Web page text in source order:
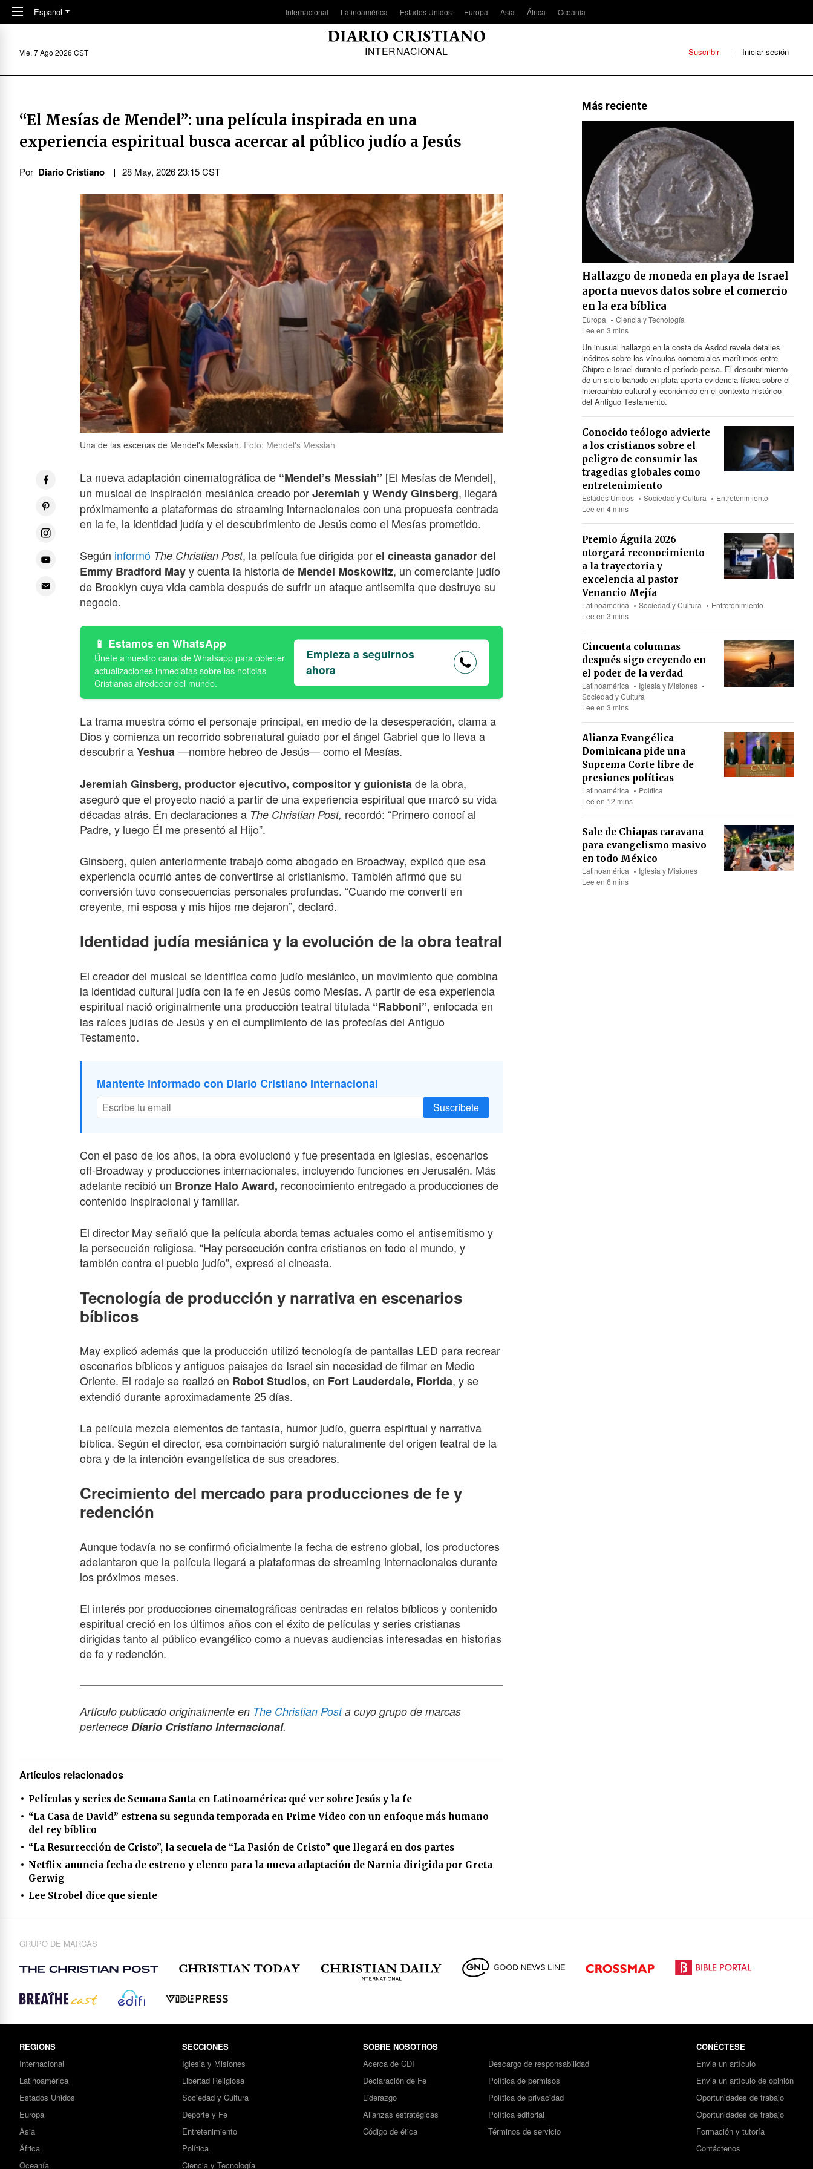
Skip to main content
Español Internacional Latinoamérica Estados Unidos Europa Asia África Oceanía
INTERNACIONAL
Vie, 7 Ago 2026 CST Suscribir Iniciar sesión
“El Mesías de Mendel”: una película inspirada en una
experiencia espiritual busca acercar al público judío a Jesús
Por Diario Cristiano 28 May, 2026 23:15 CST
Una de las escenas de Mendel's Messiah. Foto: Mendel's Messiah
La nueva adaptación cinematográfica de “Mendel’s Messiah” [El Mesías de Mendel],
un musical de inspiración mesiánica creado porJeremiah y Wendy Ginsberg, llegará
próximamente a plataformas de streaming internacionales con una propuesta centrada
en la fe, la identidad judía y el descubrimiento de Jesús como el Mesías prometido.
Según informó The Christian Post, la película fue dirigida porel cineasta ganador del
Emmy Bradford Mayy cuenta la historia de Mendel Moskowitz, un comerciante judío
de Brooklyn cuya vida cambia después de sufrir un ataque antisemita que destruye su
negocio.
Estamos en WhatsApp
Empieza a seguirnos
ahora
La trama muestra cómo el personaje principal, en medio de la desesperación, clama a
Dios y comienza un recorrido sobrenatural guiado por el ángel Gabriel que lo lleva a
descubrir aYeshua—nombre hebreo de Jesús— como el Mesías.
Jeremiah Ginsberg, productor ejecutivo, compositor y guionistade la obra,
aseguró que el proyecto nació a partir de una experiencia espiritual que marcó su vida
décadas atrás. En declaraciones a The Christian Post, recordó: “Primero conocí al
Padre, y luego Él me presentó al Hijo”.
Ginsberg, quien anteriormente trabajó como abogado en Broadway, explicó que esa
experiencia ocurrió antes de convertirse al cristianismo. También afirmó que su
conversión tuvo consecuencias personales profundas. “Cuando me convertí en
creyente, mi esposa y mis hijos me dejaron”, declaró.
Identidad judía mesiánica y la evolución de la obra teatral
El creador del musical se identifica como judío mesiánico, un movimiento que combina
la identidad cultural judía con la fe en Jesús como Mesías. A partir de esa experiencia
espiritual nació originalmente una producción teatral titulada “Rabboni”, enfocada en
las raíces judías de Jesús y en el cumplimiento de las profecías del Antiguo
Testamento.
Mantente informado con Diario Cristiano Internacional
Suscríbete
Con el paso de los años, la obra evolucionó y fue presentada en iglesias, escenarios
off-Broadway y producciones internacionales, incluyendo funciones en Jerusalén. Más
adelante recibió un Bronze Halo Award, reconocimiento entregado a producciones de
contenido inspiracional y familiar.
El director May señaló que la película aborda temas actuales como el antisemitismo y
la persecución religiosa. “Hay persecución contra cristianos en todo el mundo, y
también contra el pueblo judío”, expresó el cineasta.
Tecnología de producción y narrativa en escenarios
bíblicos
May explicó además que la producción utilizó tecnología de pantallas LED para recrear
escenarios bíblicos y antiguos paisajes de Israel sin necesidad de filmar en Medio
Oriente. El rodaje se realizó en Robot Studios, en Fort Lauderdale, Florida, y se
extendió durante aproximadamente 25 días.
La película mezcla elementos de fantasía, humor judío, guerra espiritual y narrativa
bíblica. Según el director, esa combinación surgió naturalmente del origen teatral de la
obra y de la intención evangelística de sus creadores.
Crecimiento del mercado para producciones de fe y
redención
Aunque todavía no se confirmó oficialmente la fecha de estreno global, los productores
adelantaron que la película llegará a plataformas de streaming internacionales durante
los próximos meses.
El interés por producciones cinematográficas centradas en relatos bíblicos y contenido
espiritual creció en los últimos años con el éxito de películas y series cristianas
dirigidas tanto al público evangélico como a nuevas audiencias interesadas en historias
de fe y redención.
Artículo publicado originalmente en The Christian Posta cuyo grupo de marcas
pertenece Diario Cristiano Internacional.
Artículos relacionados
Películas y series de Semana Santa en Latinoamérica: qué ver sobre Jesús y la fe
“La Casa de David” estrena su segunda temporada en Prime Video con un enfoque más humano
del rey bíblico
“La Resurrección de Cristo”, la secuela de “La Pasión de Cristo” que llegará en dos partes
Netflix anuncia fecha de estreno y elenco para la nueva adaptación de Narnia dirigida por Greta
Gerwig
Lee Strobel dice que siente
Más reciente
Hallazgo de moneda en playa de Israel
aporta nuevos datos sobre el comercio
en la era bíblica
Europa
Ciencia y Tecnología
Lee en 3 mins
Un inusual hallazgo en la costa de Asdod revela detalles
inéditos sobre los vínculos comerciales marítimos entre
Chipre e Israel durante el período persa. El descubrimiento
de un siclo bañado en plata aporta evidencia física sobre el
intercambio cultural y económico en el contexto histórico
del Antiguo Testamento.
Conocido teólogo advierte
a los cristianos sobre el
peligro de consumir las
tragedias globales como
entretenimiento
Estados Unidos Sociedad y Cultura
Entretenimiento
Lee en 4 mins
Premio Águila 2026
otorgará reconocimiento
a la trayectoria y
excelencia al pastor
Venancio Mejía
Latinoamérica Sociedad y Cultura
Entretenimiento
Lee en 3 mins
Cincuenta columnas
después sigo creyendo en
el poder de la verdad
Latinoamérica
Iglesia y Misiones
Sociedad y Cultura
Lee en 3 mins
Alianza Evangélica
Dominicana pide una
Suprema Corte libre de
presiones políticas
Latinoamérica
Política
Lee en 12 mins
Sale de Chiapas caravana
para evangelismo masivo
en todo México
Latinoamérica
Iglesia y Misiones
Lee en 6 mins
GRUPO DE MARCAS
REGIONS
Internacional
Latinoamérica
Estados Unidos
Europa
Asia
África
Oceanía
SECCIONES
Iglesia y Misiones
Libertad Religiosa
Sociedad y Cultura
Deporte y Fe
Entretenimiento
Política
Ciencia y Tecnología
SOBRE NOSOTROS
Acerca de CDI
Declaración de Fe
Liderazgo
Alianzas estratégicas
Código de ética
Descargo de responsabilidad
Política de permisos
Política de privacidad
Política editorial
Términos de servicio
CONÉCTESE
Envia un artículo
Envia un artículo de opinión
Oportunidades de trabajo
Oportunidades de trabajo
Formación y tutoría
Contáctenos